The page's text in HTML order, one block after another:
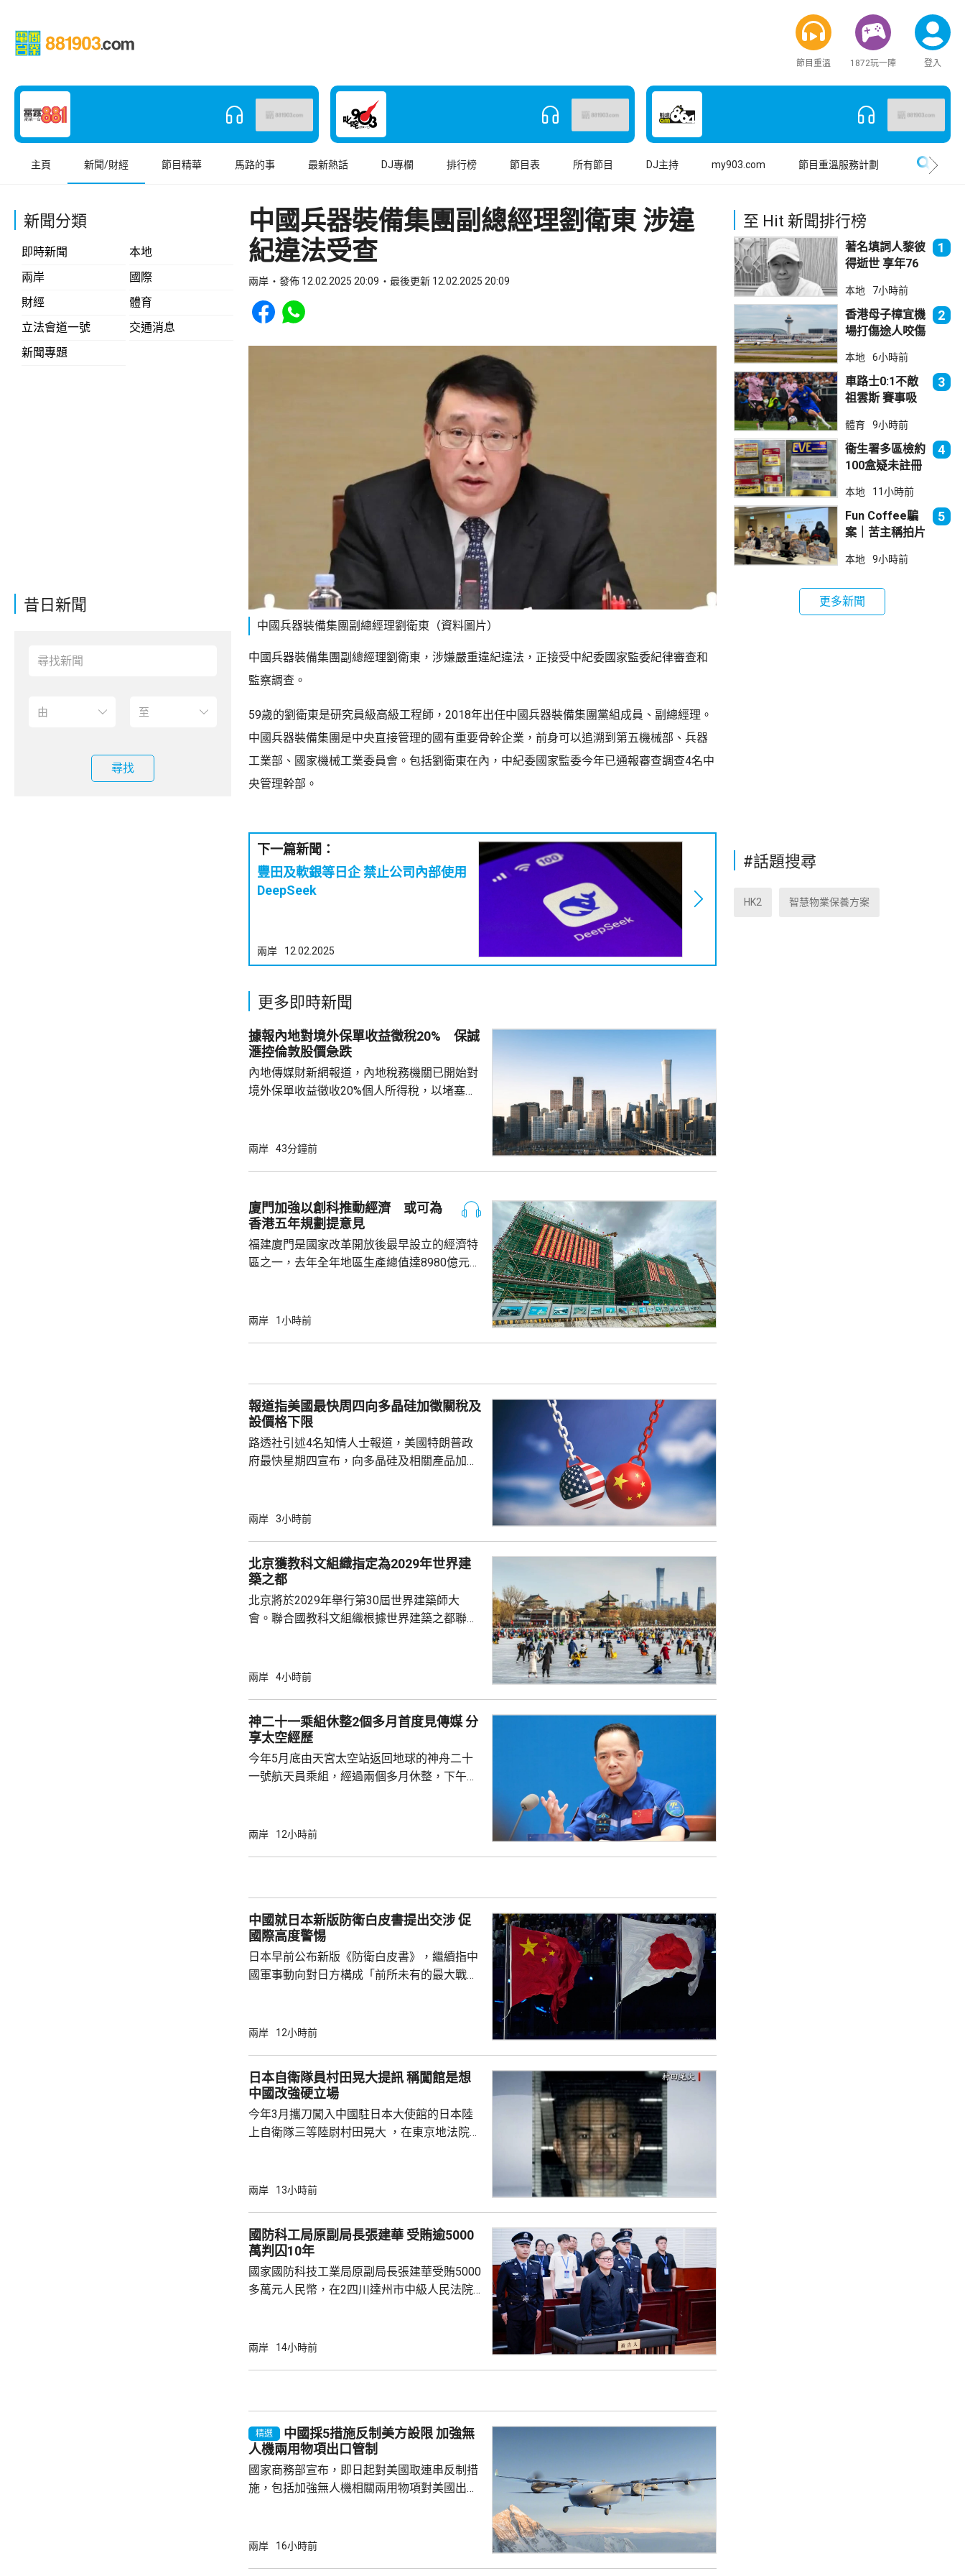
節目重溫 1872玩一陣 登入
主頁 新聞/財經 節目精華 馬路的事 最新熱話 DJ專欄 排行榜 節目表 所有節目 DJ主持 my903.com 節目重溫服務計劃
新聞分類
即時新聞
本地
兩岸
國際
財經
體育
立法會道一號
交通消息
新聞專題
昔日新聞
尋找
中國兵器裝備集團副總經理劉衛東 涉違
紀違法受查
兩岸 發佈 12.02.2025 20:09 最後更新 12.02.2025 20:09
Share to Facebook
Share to WhatsApp
中國兵器裝備集團副總經理劉衛東（資料圖片）
中國兵器裝備集團副總經理劉衛東，涉嫌嚴重違紀違法，正接受中紀委國家監委紀律審查和
監察調查。
59歲的劉衛東是研究員級高級工程師，2018年出任中國兵器裝備集團黨組成員、副總經理。
中國兵器裝備集團是中央直接管理的國有重要骨幹企業，前身可以追溯到第五機械部、兵器
工業部、國家機械工業委員會。包括劉衛東在內，中紀委國家監委今年已通報審查調查4名中
央管理幹部。
下一篇新聞：
豐田及軟銀等日企 禁止公司內部使用
DeepSeek
兩岸 12.02.2025
更多即時新聞
據報內地對境外保單收益徵稅20% 保誠
滙控倫敦股價急跌
內地傳媒財新網報道，內地稅務機關已開始對
境外保單收益徵收20%個人所得稅，以堵塞以
象包括分紅收益和預繳保費利息收益。報道引
稅，可能取決於地方稅務當局接觸和處理數據
的效率；若保單退出和有退出收益，而當地稅
兩岸 43分鐘前
廈門加強以創科推動經濟 或可為
香港五年規劃提意見
福建廈門是國家改革開放後最早設立的經濟特
區之一，去年全年地區生產總值達8980億元人
創新科技引領工程，加快建設多個科學城和實
運」模式，累計已完成13個項目，並有54個重
點推進項目，總...
兩岸 1小時前
報道指美國最快周四向多晶硅加徵關稅及
設價格下限
路透社引述4名知情人士報道，美國特朗普政
府最快星期四宣布，向多晶硅及相關產品加徵
太陽能板和半導體的關鍵原材料，華府的行動
兩岸 3小時前
北京獲教科文組織指定為2029年世界建
築之都
北京將於2029年舉行第30屆世界建築師大
會。聯合國教科文組織根據世界建築之都聯合
遺產，與面向未來的城市可持續發展願景，憑
向未來的發展願景，必將激發新一輪國際對
話，深入探討建築在提升人民生活質素，以及
後代守護人類共同遺產方面所發揮的...
兩岸 4小時前
神二十一乘組休整2個多月首度見傳媒 分
享太空經歷
今年5月底由天宮太空站返回地球的神舟二十
一號航天員乘組，經過兩個多月休整，下午在
個乘組在軌駐留最長時間的紀錄，其間完成3
碎片撞擊的處置、駐留周期動態調整、乘組換
船返回，還是應急發射組織實施，整套...
兩岸 12小時前
中國就日本新版防衛白皮書提出交涉 促
國際高度警惕
日本早前公布新版《防衛白皮書》，繼續指中
國軍事動向對日方構成「前所未有的最大戰略
脅」，妄議中國台灣事務，粗暴干涉中國內
分割的一部分，台灣問題純屬中國內政，如何
解決台灣問題是中國人自己的事，不容日方置
喙。釣魚島及附屬島嶼自古就是中國固有領
土，...
兩岸 12小時前
日本自衛隊員村田晃大提訊 稱闖館是想
中國改強硬立場
今年3月攜刀闖入中國駐日本大使館的日本陸
上自衛隊三等陸尉村田晃大 ，在東京地法院提
中國轉變強硬的外交方針，指自己正在反省，
對於犯案動機的想法，他稱，並非可以輕易改
變，但不會再犯案。指給家人和職場造成巨大
困擾，打算為事件負責，不會自殺或...
兩岸 13小時前
國防科工局原副局長張建華 受賄逾5000
萬判囚10年
國家國防科技工業局原副局長張建華受賄5000
多萬元人民幣，在2四川達州市中級人民法院
工業局總工程師和副局長等職務便利，為有關
為，為有關人員在企業經營、項目承攬等事項
上謀取不正當利益，...
兩岸 14小時前
精選
中國採5措施反制美方設限 加強無
人機兩用物項出口管制
國家商務部宣布，即日起對美國取連串反制措
施，包括加強無人機相關兩用物項對美國出口
安全和利益、履行防擴散等國際義務，決定對
兩岸 16小時前
至 Hit 新聞排行榜
著名填詞人黎彼
得逝世 享年76
1
本地 7小時前
香港母子樟宜機
場打傷途人咬傷
法院判囚
2
本地 6小時前
車路士0:1不敵
祖雲斯 賽事吸
入場
3
體育 9小時前
衞生署多區檢約
100盒疑未註冊
拘38歲男子
4
本地 11小時前
Fun Coffee騙
案｜苦主稱拍片
立法會議員倡加
5
本地 9小時前
更多新聞
#話題搜尋
HK2 智慧物業保養方案